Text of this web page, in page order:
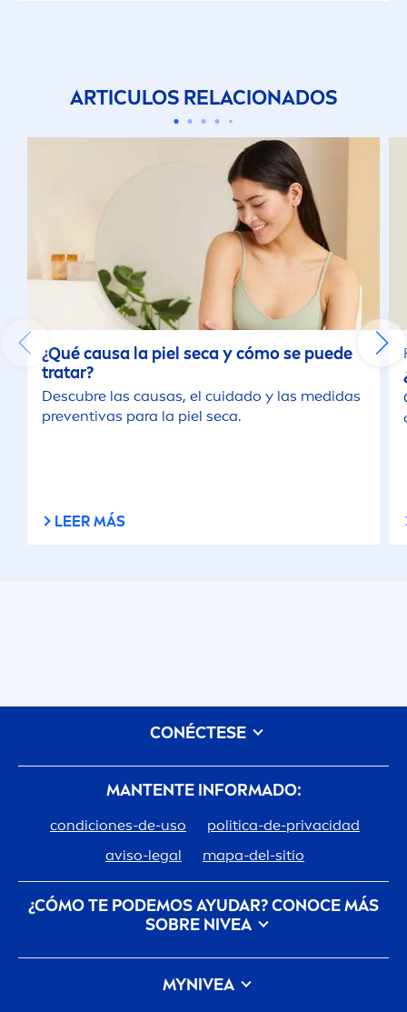
ARTICULOS RELACIONADOS
¿Qué causa la piel seca y cómo se puede
tratar?
Descubre las causas, el cuidado y las medidas
preventivas para la piel seca.
LEER MÁS
MANTENTE INFORMADO:
condiciones-de-uso
politica-de-privacidad
aviso-legal
mapa-del-sitio
¿CÓMO TE PODEMOS AYUDAR? CONOCE MÁS
SOBRE NIVEA
Descubre la Historia de tu marca de confianza
Trabajar en Beiersdorf
MYNIVEA
CONÉCTESE